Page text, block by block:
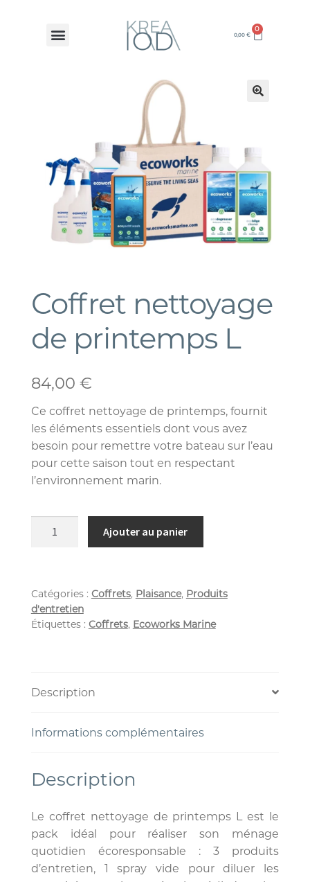
0,00 €
0
Coffret nettoyage
de printemps L
84,00 €
Ce coffret nettoyage de printemps, fournit
les éléments essentiels dont vous avez
besoin pour remettre votre bateau sur l’eau
pour cette saison tout en respectant
l’environnement marin.
Ajouter au panier
Catégories : Coffrets, Plaisance, Produits
d'entretien
Étiquettes : Coffrets, Ecoworks Marine
Description
Informations complémentaires
Description
Le coffret nettoyage de printemps L est le
pack idéal pour réaliser son ménage
quotidien écoresponsable : 3 produits
d’entretien, 1 spray vide pour diluer les